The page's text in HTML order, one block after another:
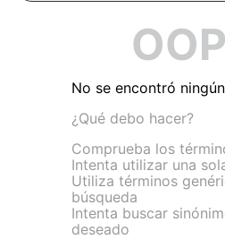
No se encontró
¿Qué debo hacer?
Comprueba los
Intenta utilizar una
Utiliza términos
búsqueda
Intenta buscar
deseado